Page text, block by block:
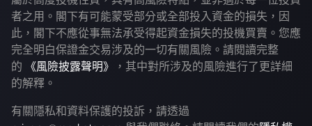
者之用。閣下有可能蒙受部分或全部投入資金的損失，因
此，閣下不應從事無法承受得起資金損失的投機買賣。您應
完全明白保證金交易涉及的一切有關風險。請閱讀完整
的
《風險披露聲明》
，其中對所涉及的風險進行了更詳細
的解釋。
有關隱私和資料保護的投訴，請透過